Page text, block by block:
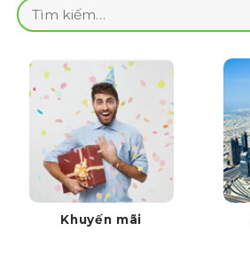
Tìm
kiếm:
Khuyến mãi